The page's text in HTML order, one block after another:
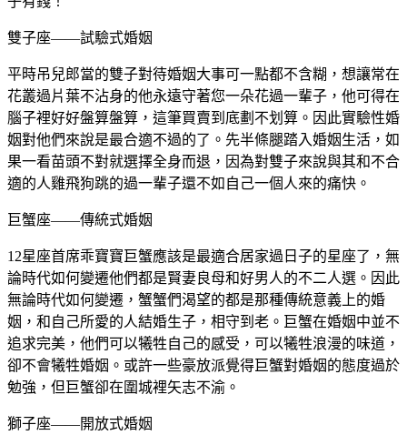
雙子座——試驗式婚姻
平時吊兒郎當的雙子對待婚姻大事可一點都不含糊，想讓常在
花叢過片葉不沾身的他永遠守著您一朵花過一輩子，他可得在
腦子裡好好盤算盤算，這筆買賣到底劃不划算。因此實驗性婚
姻對他們來說是最合適不過的了。先半條腿踏入婚姻生活，如
果一看苗頭不對就選擇全身而退，因為對雙子來說與其和不合
適的人雞飛狗跳的過一輩子還不如自己一個人來的痛快。
巨蟹座——傳統式婚姻
12星座首席乖寶寶巨蟹應該是最適合居家過日子的星座了，無
論時代如何變遷他們都是賢妻良母和好男人的不二人選。因此
無論時代如何變遷，蟹蟹們渴望的都是那種傳統意義上的婚
姻，和自己所愛的人結婚生子，相守到老。巨蟹在婚姻中並不
追求完美，他們可以犧牲自己的感受，可以犧牲浪漫的味道，
卻不會犧牲婚姻。或許一些豪放派覺得巨蟹對婚姻的態度過於
勉強，但巨蟹卻在圍城裡矢志不渝。
獅子座——開放式婚姻